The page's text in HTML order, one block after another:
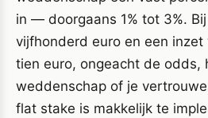
in — doorgaans 1% tot 3%.
vijfhonderd euro en een inzet
tien euro, ongeacht de odds,
weddenschap of je
flat stake is makkelijk te